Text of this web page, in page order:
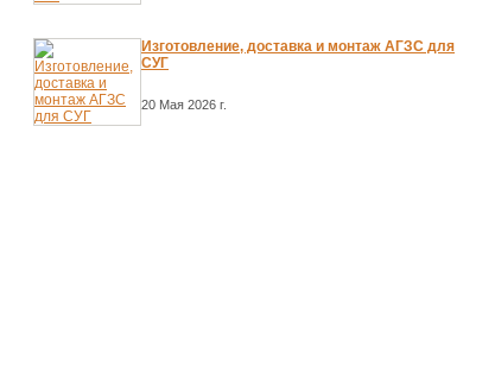
Изготовление, доставка и монтаж АГЗС для
СУГ
20 Мая 2026 г.